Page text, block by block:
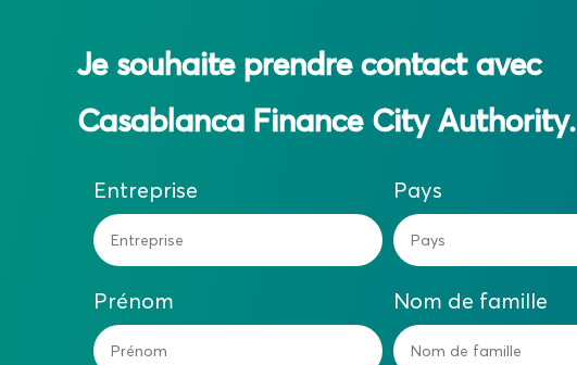
Je souhaite prendre contact avec
Casablanca Finance City Authority.
Entreprise Pays
Prénom Nom de famille